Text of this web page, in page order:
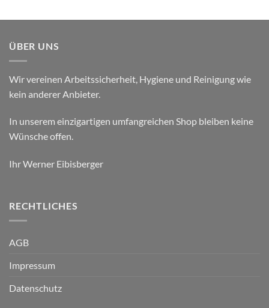
ÜBER UNS
Wir vereinen Arbeitssicherheit, Hygiene und Reinigung wie
kein anderer Anbieter.
In unserem einzigartigen umfangreichen Shop bleiben keine
Wünsche offen.
Ihr Werner Eibisberger
RECHTLICHES
AGB
Impressum
Datenschutz